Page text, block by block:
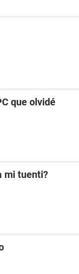
que olvidé
mi tuenti?